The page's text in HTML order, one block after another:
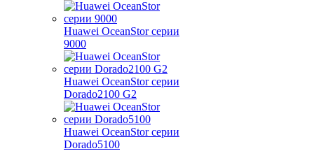
Huawei OceanStor серии
9000
Huawei OceanStor серии
Dorado2100 G2
Huawei OceanStor серии
Dorado5100